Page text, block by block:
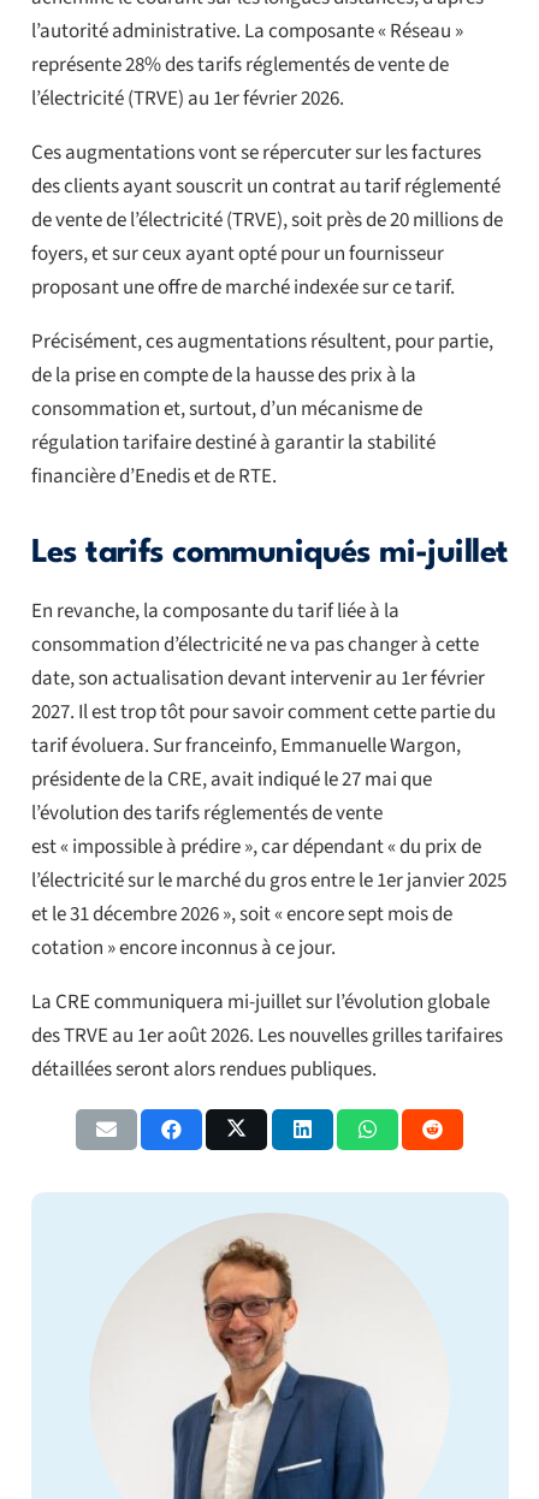
l’autorité administrative. La composante « Réseau »
représente 28% des tarifs réglementés de vente de
l’électricité (TRVE) au 1er février 2026.
Ces augmentations vont se répercuter sur les factures
des clients ayant souscrit un contrat au tarif réglementé
de vente de l’électricité (TRVE), soit près de 20 millions de
foyers, et sur ceux ayant opté pour un fournisseur
proposant une offre de marché indexée sur ce tarif.
Précisément, ces augmentations résultent, pour partie,
de la prise en compte de la hausse des prix à la
consommation et, surtout, d’un mécanisme de
régulation tarifaire destiné à garantir la stabilité
financière d’Enedis et de RTE.
Les tarifs communiqués mi-juillet
En revanche, la composante du tarif liée à la
consommation d’électricité ne va pas changer à cette
date, son actualisation devant intervenir au 1er février
2027. Il est trop tôt pour savoir comment cette partie du
tarif évoluera. Sur franceinfo, Emmanuelle Wargon,
présidente de la CRE, avait indiqué le 27 mai que
l’évolution des tarifs réglementés de vente
est « impossible à prédire », car dépendant « du prix de
l’électricité sur le marché du gros entre le 1er janvier 2025
et le 31 décembre 2026 », soit « encore sept mois de
cotation » encore inconnus à ce jour.
La CRE communiquera mi-juillet sur l’évolution globale
des TRVE au 1er août 2026. Les nouvelles grilles tarifaires
détaillées seront alors rendues publiques.